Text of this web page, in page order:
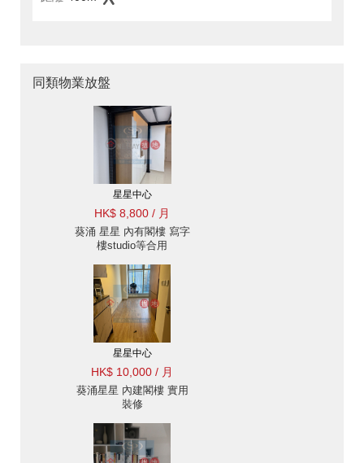
同類物業放盤
星星中心
HK$ 8,800 / 月
葵涌 星星 內有閣樓 寫字
樓studio等合用
星星中心
HK$ 10,000 / 月
葵涌星星 內建閣樓 實用
裝修